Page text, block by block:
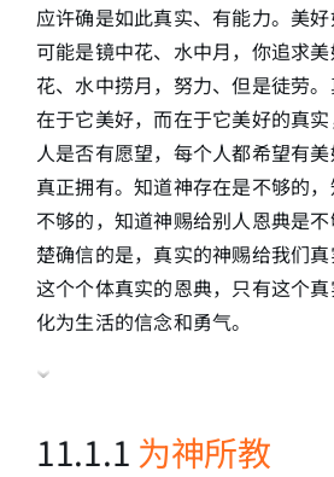
应许确是如此真实、有能力。美
可能是镜中花、水中月，你追求
花、水中捞月，努力、但是徒劳
在于它美好，而在于它美好的真
人是否有愿望，每个人都希望有
真正拥有。知道神存在是不够的
不够的，知道神赐给别人恩典是
楚确信的是，真实的神赐给我们
这个个体真实的恩典，只有这个
化为生活的信念和勇气。
11.1.1 为神所教